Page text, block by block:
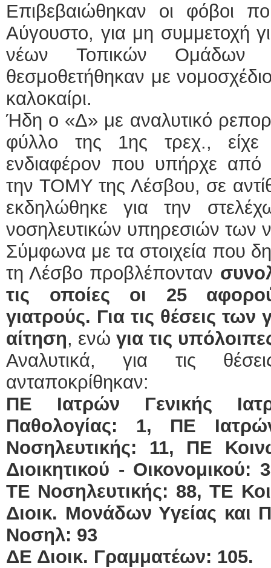
Επιβεβαιώθηκαν οι φόβοι
Αύγουστο, για μη συμμετοχή
νέων Τοπικών Ομάδων
θεσμοθετήθηκαν με
καλοκαίρι.
Ήδη ο «Δ» με αναλυτικό
φύλλο της 1ης τρεχ., είχε
ενδιαφέρον που υπήρχε από
την ΤΟΜΥ της Λέσβου, σε
εκδηλώθηκε για την
νοσηλευτικών υπηρεσιών των
Σύμφωνα με τα στοιχεία που
τη Λέσβο προβλέπονταν
τις οποίες οι 25
γιατρούς. Για τις θέσεις
αίτηση, ενώ για τις
Αναλυτικά, για τις
ανταποκρίθηκαν:
ΠΕ Ιατρών Γενικής
Παθολογίας: 1, ΠΕ
Νοσηλευτικής: 11, ΠΕ
Διοικητικού -
ΤΕ Νοσηλευτικής: 88, ΤΕ
Διοικ. Μονάδων Υγείας
Νοσηλ: 93
ΔΕ Διοικ. Γραμματέων: 105.